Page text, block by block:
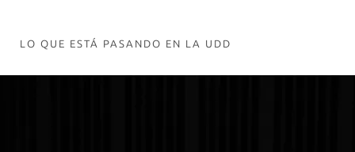
LO QUE ESTÁ PASANDO EN LA UDD